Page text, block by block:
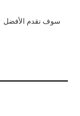
7 سوف نقدم الأفضل